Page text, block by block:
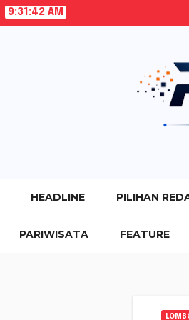
9:31:43 AM
HEADLINE PILIHAN
PARIWISATA FEATURE